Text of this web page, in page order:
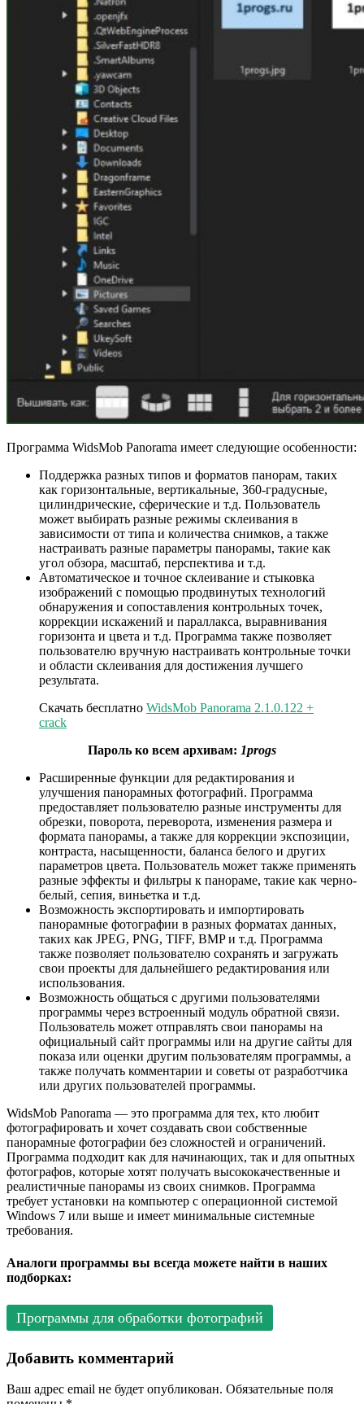
Программа WidsMob Panorama имеет следующие особенности:
Поддержка разных типов и форматов панорам, таких
как горизонтальные, вертикальные, 360-градусные,
цилиндрические, сферические и т.д. Пользователь
может выбирать разные режимы склеивания в
зависимости от типа и количества снимков, а также
настраивать разные параметры панорамы, такие как
угол обзора, масштаб, перспектива и т.д.
Автоматическое и точное склеивание и стыковка
изображений с помощью продвинутых технологий
обнаружения и сопоставления контрольных точек,
коррекции искажений и параллакса, выравнивания
горизонта и цвета и т.д. Программа также позволяет
пользователю вручную настраивать контрольные точки
и области склеивания для достижения лучшего
результата.
Скачать бесплатно WidsMob Panorama 2.1.0.122 +
crack
Пароль ко всем архивам: 1progs
Расширенные функции для редактирования и
улучшения панорамных фотографий. Программа
предоставляет пользователю разные инструменты для
обрезки, поворота, переворота, изменения размера и
формата панорамы, а также для коррекции экспозиции,
контраста, насыщенности, баланса белого и других
параметров цвета. Пользователь может также применять
разные эффекты и фильтры к панораме, такие как черно-
белый, сепия, виньетка и т.д.
Возможность экспортировать и импортировать
панорамные фотографии в разных форматах данных,
таких как JPEG, PNG, TIFF, BMP и т.д. Программа
также позволяет пользователю сохранять и загружать
свои проекты для дальнейшего редактирования или
использования.
Возможность общаться с другими пользователями
программы через встроенный модуль обратной связи.
Пользователь может отправлять свои панорамы на
официальный сайт программы или на другие сайты для
показа или оценки другим пользователям программы, а
также получать комментарии и советы от разработчика
или других пользователей программы.
WidsMob Panorama — это программа для тех, кто любит
фотографировать и хочет создавать свои собственные
панорамные фотографии без сложностей и ограничений.
Программа подходит как для начинающих, так и для опытных
фотографов, которые хотят получать высококачественные и
реалистичные панорамы из своих снимков. Программа
требует установки на компьютер с операционной системой
Windows 7 или выше и имеет минимальные системные
требования.
Аналоги программы вы всегда можете найти в наших
подборках:
Программы для обработки фотографий
Добавить комментарий
Ваш адрес email не будет опубликован. Обязательные поля